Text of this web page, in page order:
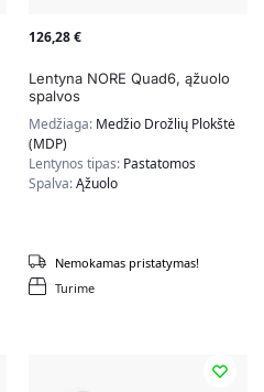
126,28€
Lentyna NORE Quad6, ąžuolo
spalvos
Medžiaga: Medžio Drožlių Plokštė
(MDP)
Lentynos tipas: Pastatomos
Spalva:Ąžuolo
Turime
Nemokamas pristatymas!